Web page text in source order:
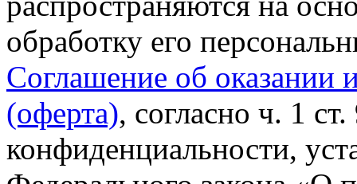
обработку его
Соглашение об оказании
(оферта), согласно ч. 1
конфиденциальности,